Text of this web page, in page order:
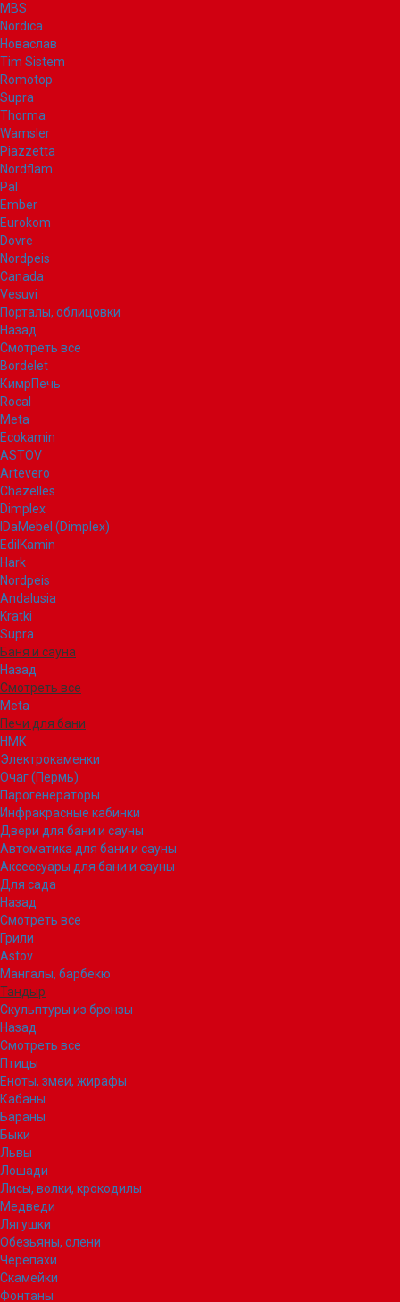
MBS
Nordica
Новаслав
Tim Sistem
Romotop
Supra
Thorma
Wamsler
Piazzetta
Nordflam
Pal
Ember
Eurokom
Dovre
Nordpeis
Canada
Vesuvi
Порталы, облицовки
Назад
Смотреть все
Bordelet
КимрПечь
Rocal
Meta
Ecokamin
ASTOV
Artevero
Chazelles
Dimplex
IDaMebel (Dimplex)
EdilKamin
Hark
Nordpeis
Andalusia
Kratki
Supra
Баня и сауна
Назад
Смотреть все
Meta
Печи для бани
НМК
Электрокаменки
Очаг (Пермь)
Парогенераторы
Инфракрасные кабинки
Двери для бани и сауны
Автоматика для бани и сауны
Аксессуары для бани и сауны
Для сада
Назад
Смотреть все
Грили
Astov
Мангалы, барбекю
Тандыр
Скульптуры из бронзы
Назад
Смотреть все
Птицы
Еноты, змеи, жирафы
Кабаны
Бараны
Быки
Львы
Лошади
Лисы, волки, крокодилы
Медведи
Лягушки
Обезьяны, олени
Черепахи
Скамейки
Фонтаны